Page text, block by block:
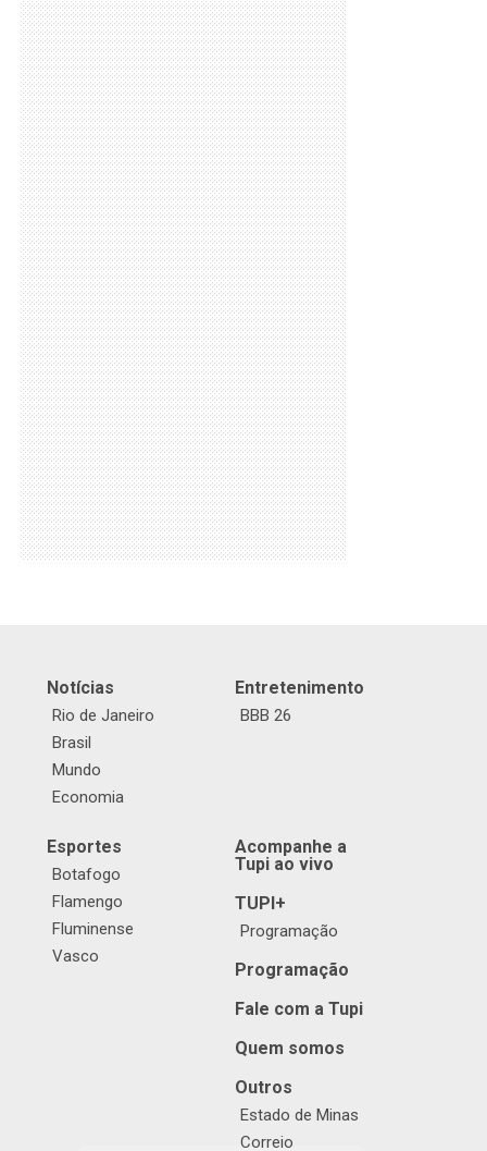
Notícias
Rio de Janeiro
Brasil
Mundo
Economia
Entretenimento
BBB 26
Esportes
Botafogo
Flamengo
Fluminense
Vasco
Acompanhe a
Tupi ao vivo
TUPI+
Programação
Programação
Fale com a Tupi
Quem somos
Outros
Estado de Minas
Correio